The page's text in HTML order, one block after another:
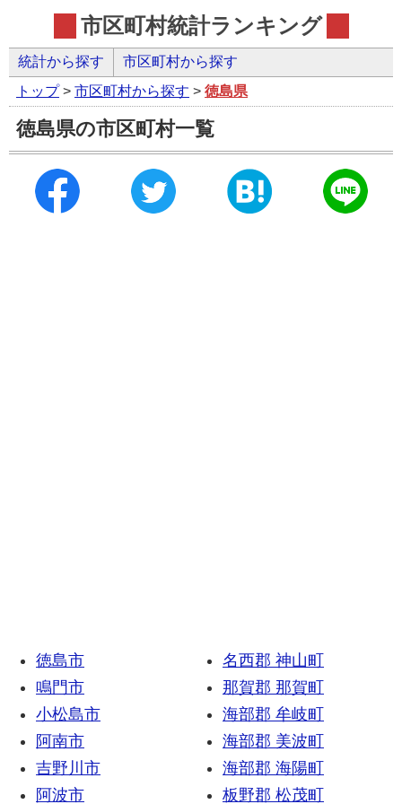
市区町村統計ランキング
統計から探す 市区町村から探す
トップ> 市区町村から探す > 徳島県
徳島県の市区町村一覧
徳島市
鳴門市
小松島市
阿南市
吉野川市
阿波市
名西郡 神山町
那賀郡 那賀町
海部郡 牟岐町
海部郡 美波町
海部郡 海陽町
板野郡 松茂町